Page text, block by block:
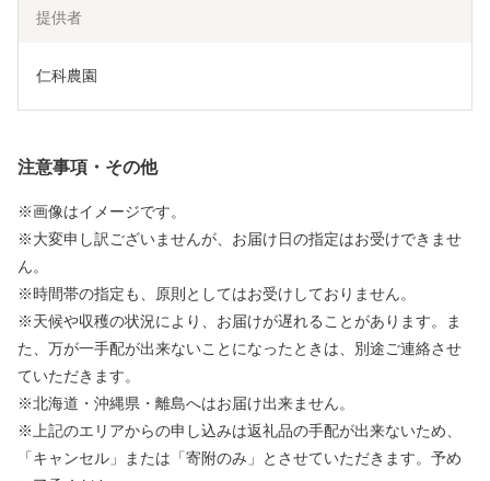
提供者
仁科農園
注意事項・その他
※画像はイメージです。
※大変申し訳ございませんが、お届け日の指定はお受けできませ
ん。
※時間帯の指定も、原則としてはお受けしておりません。
※天候や収穫の状況により、お届けが遅れることがあります。ま
た、万が一手配が出来ないことになったときは、別途ご連絡させ
ていただきます。
※北海道・沖縄県・離島へはお届け出来ません。
※上記のエリアからの申し込みは返礼品の手配が出来ないため、
「キャンセル」または「寄附のみ」とさせていただきます。予め